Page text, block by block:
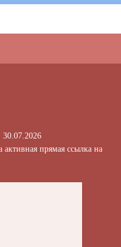
30.07.2026
прямая ссылка на